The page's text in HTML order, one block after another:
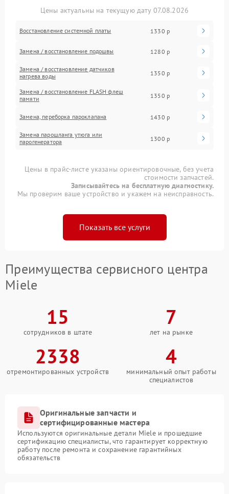
Цены актуальны на текущую дату 07.08.2026
Восстановление системной платы 1330 р
Замена / восстановление подошвы 1280 р
Замена / восстановление датчиков
нагрева воды
1350 р
Замена / восстановление FLASH флеш
памяти
1350 р
Замена, переборка пароклапана 1430 р
Замена парошланга утюга или
парогенератора
1300 р
Цены в прайс-листе указаны ориентировочные, без учета
стоимости запчастей.
Записывайтесь на бесплатную диагностику.
Мы проверим ваше устройство и укажем на неисправность.
Показать все услуги
Преимущества сервисного центра
Miele
15
сотрудников в штате
7
лет на рынке
2338
отремонтированных устройств
4
минимальный опыт работы
специалистов
Оригинальные запчасти и
сертифицированные мастера
Используются оригинальные детали Miele и прошедшие
сертификацию специалисты, что гарантирует корректную
работу после ремонта и сохранение гарантийных
обязательств